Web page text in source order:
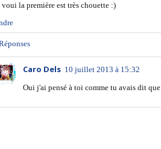
voui la première est très chouette :)
Caro Dels 10 juillet 2013 à 15:32
Oui j'ai pensé à toi comme tu avais dit